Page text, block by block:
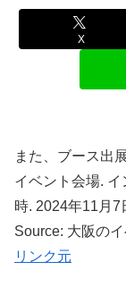
X
また、ブース出
イベント会場. イ
時. 2024年11月7
Source: 大阪の
リンク元